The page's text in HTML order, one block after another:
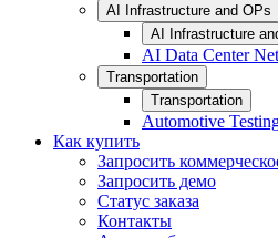
AI Infrastructure and OPs
AI Infrastructure
AI Data Center
Transportation
Transportation
Automotive
Как купить
Запросить
Запросить демо
Статус заказа
Контакты